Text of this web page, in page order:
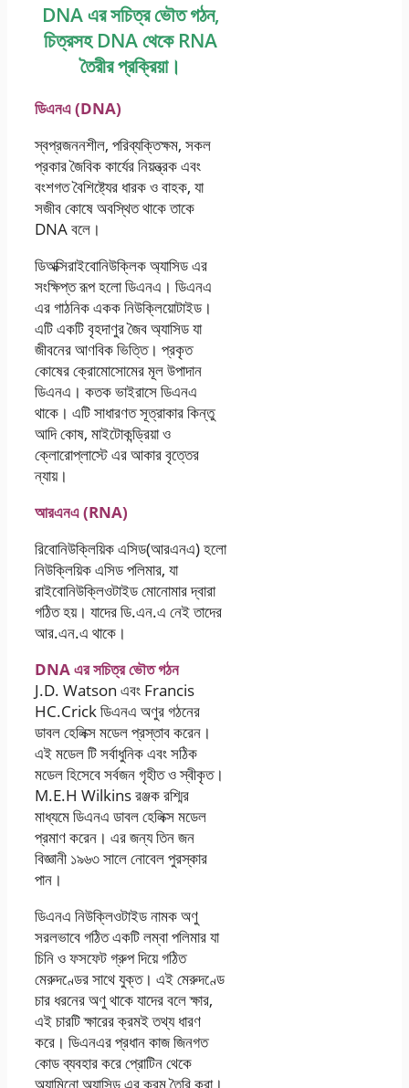
DNA এর সচিত্র ভৌত গঠন,
চিত্রসহ DNA থেকে RNA
তৈরীর প্রক্রিয়া।
ডিএনএ (DNA)
স্বপ্রজননশীল, পরিব্যক্তিক্ষম, সকল
প্রকার জৈবিক কার্যের নিয়ন্ত্রক এবং
বংশগত বৈশিষ্ট্যের ধারক ও বাহক, যা
সজীব কোষে অবস্থিত থাকে তাকে
DNA বলে।
ডিঅক্সিরাইবােনিউক্লিক অ্যাসিড এর
সংক্ষিপ্ত রূপ হলাে ডিএনএ। ডিএনএ
এর গাঠনিক একক নিউক্লিয়ােটাইড।
এটি একটি বৃহদাণুর জৈব অ্যাসিড যা
জীবনের আণবিক ভিত্তি। প্রকৃত
কোষের ক্রোমােসােমের মূল উপাদান
ডিএনএ। কতক ভাইরাসে ডিএনএ
থাকে। এটি সাধারণত সূত্রাকার কিন্তু
আদি কোষ, মাইটোকন্ড্রিয়া ও
ক্লোরােপ্লাস্টে এর আকার বৃত্তের
ন্যায়।
আরএনএ (RNA)
রিবোনিউক্লিয়িক এসিড(আরএনএ) হলো
নিউক্লিয়িক এসিড পলিমার, যা
রাইবোনিউক্লিওটাইড মোনোমার দ্বারা
গঠিত হয়। যাদের ডি.এন.এ নেই তাদের
আর.এন.এ থাকে।
DNA এর সচিত্র ভৌত গঠন
J.D. Watson এবং Francis
HC.Crick ডিএনএ অণুর গঠনের
ডাবল হেলিক্স মডেল প্রস্তাব করেন।
এই মডেল টি সর্বাধুনিক এবং সঠিক
মডেল হিসেবে সর্বজন গৃহীত ও স্বীকৃত।
M.E.H Wilkins রঞ্জক রশ্মির
মাধ্যমে ডিএনএ ডাবল হেলিক্স মডেল
প্রমাণ করেন। এর জন্য তিন জন
বিজ্ঞানী ১৯৬৩ সালে নােবেল পুরস্কার
পান।
ডিএনএ নিউক্লিওটাইড নামক অণু
সরলভাবে গঠিত একটি লম্বা পলিমার যা
চিনি ও ফসফেট গ্রুপ দিয়ে গঠিত
মেরুদণ্ডের সাথে যুক্ত। এই মেরুদণ্ডে
চার ধরনের অণু থাকে যাদের বলে ক্ষার,
এই চারটি ক্ষারের ক্রমই তথ্য ধারণ
করে। ডিএনএর প্রধান কাজ জিনগত
কোড ব্যবহার করে প্রোটিন থেকে
অ্যামিনো অ্যাসিড এর ক্রম তৈরি করা।